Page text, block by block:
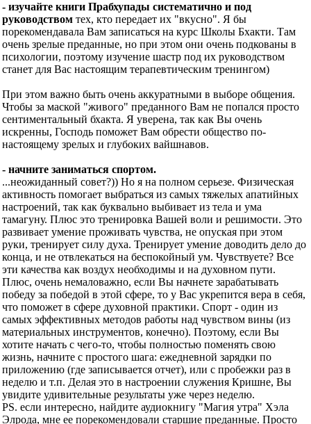
- изучайте книги Прабхупады систематично и под
руководством тех, кто передает их "вкусно". Я бы
порекомендавала Вам записаться на курс Школы Бхакти. Там
очень зрелые преданные, но при этом они очень подкованы в
психологии, поэтому изучение шастр под их руководством
станет для Вас настоящим терапевтическим тренингом)
При этом важно быть очень аккуратными в выборе общения.
Чтобы за маской "живого" преданного Вам не попался просто
сентиментальный бхакта. Я уверена, так как Вы очень
искренны, Господь поможет Вам обрести общество по-
настоящему зрелых и глубоких вайшнавов.
- начните заниматься спортом.
...неожиданный совет?)) Но я на полном серьезе. Физическая
активность помогает выбраться из самых тяжелых апатийных
настроений, так как буквально выбивает из тела и ума
тамагуну. Плюс это тренировка Вашей воли и решимости. Это
развивает умение проживать чувства, не опуская при этом
руки, тренирует силу духа. Тренирует умение доводить дело до
конца, и не отвлекаться на беспокойный ум. Чувствуете? Все
эти качества как воздух необходимы и на духовном пути.
Плюс, очень немаловажно, если Вы начнете зарабатывать
победу за победой в этой сфере, то у Вас укрепится вера в себя,
что поможет в сфере духовной практики. Спорт - один из
самых эффективных методов работы над чувством вины (из
материальных инструментов, конечно). Поэтому, если Вы
хотите начать с чего-то, чтобы полностью поменять свою
жизнь, начните с простого шага: ежедневной зарядки по
приложению (где записывается отчет), или с пробежки раз в
неделю и т.п. Делая это в настроении служения Кришне, Вы
увидите удивительные результаты уже через неделю.
PS. если интересно, найдите аудиокнигу "Магия утра" Хэла
Элрода, мне ее порекомендовали старшие преданные. Просто